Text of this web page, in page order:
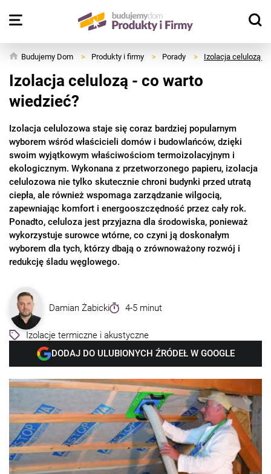
Budujemy Dom > Produkty i firmy > Porady > Izolacja celulozą -
Izolacja celulozą - co warto
wiedzieć?
Izolacja celulozowa staje się coraz bardziej popularnym
wyborem wśród właścicieli domów i budowlańców, dzięki
swoim wyjątkowym właściwościom termoizolacyjnym i
ekologicznym. Wykonana z przetworzonego papieru, izolacja
celulozowa nie tylko skutecznie chroni budynki przed utratą
ciepła, ale również wspomaga zarządzanie wilgocią,
zapewniając komfort i energooszczędność przez cały rok.
Ponadto, celuloza jest przyjazna dla środowiska, ponieważ
wykorzystuje surowce wtórne, co czyni ją doskonałym
wyborem dla tych, którzy dbają o zrównoważony rozwój i
redukcję śladu węglowego.
Damian Żabicki 4-5 minut
Izolacje termiczne i akustyczne
DODAJ DO ULUBIONYCH ŹRÓDEŁ W GOOGLE